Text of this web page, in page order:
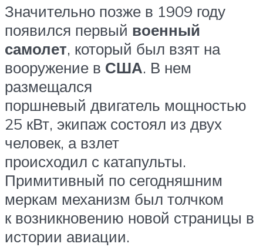
Значительно позже в 1909 году
появился первый военный
самолет, который был взят на
вооружение в США. В нем
размещался
поршневый двигатель мощностью
25 кВт, экипаж состоял из двух
человек, а взлет
происходил с катапульты.
Примитивный по сегодняшним
меркам механизм был толчком
к возникновению новой страницы в
истории авиации.